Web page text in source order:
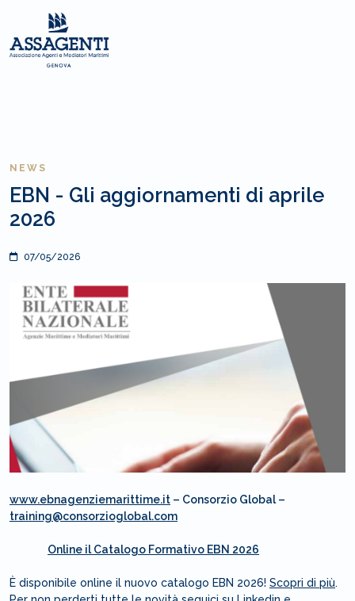
NEWS
EBN - Gli aggiornamenti di aprile
2026
07/05/2026
www.ebnagenziemarittime.it – Consorzio Global –
training@consorzioglobal.com
Online il Catalogo Formativo EBN 2026
È disponibile online il nuovo catalogo EBN 2026! Scopri di più.